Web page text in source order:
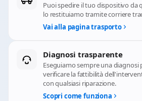
Puoi spedire il tuo dispositivo da
lo restituiamo tramite corriere
Vai alla pagina trasporto
Diagnosi trasparente
Eseguiamo sempre una diagnosi
verificare la fattibilità
con qualsiasi riparazione.
Scopri come funziona